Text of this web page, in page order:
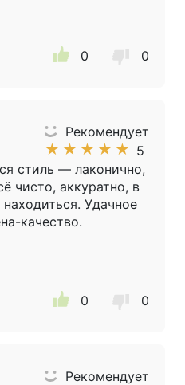
0 0
Рекомендует
★ ★ ★ ★ ★ 5
стиль — лаконично,
чисто, аккуратно, в
Удачное
качество.
0 0
Рекомендует